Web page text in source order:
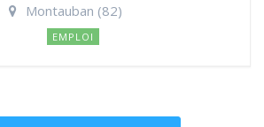
Montauban (82)
EMPLOI